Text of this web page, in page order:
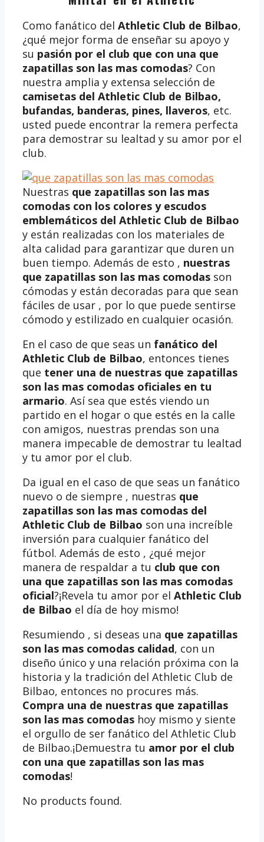
Como fanático del Athletic Club de Bilbao,
¿qué mejor forma de enseñar su apoyo y
su pasión por el club que con una que
zapatillas son las mas comodas? Con
nuestra amplia y extensa selección de
camisetas del Athletic Club de Bilbao,
bufandas, banderas, pines, llaveros, etc.
usted puede encontrar la remera perfecta
para demostrar su lealtad y su amor por el
club.
Nuestras que zapatillas son las mas
comodas con los colores y escudos
emblemáticos del Athletic Club de Bilbao
y están realizadas con los materiales de
alta calidad para garantizar que duren un
buen tiempo. Además de esto , nuestras
que zapatillas son las mas comodas son
cómodas y están decoradas para que sean
fáciles de usar , por lo que puede sentirse
cómodo y estilizado en cualquier ocasión.
En el caso de que seas un fanático del
Athletic Club de Bilbao, entonces tienes
que tener una de nuestras que zapatillas
son las mas comodas oficiales en tu
armario. Así sea que estés viendo un
partido en el hogar o que estés en la calle
con amigos, nuestras prendas son una
manera impecable de demostrar tu lealtad
y tu amor por el club.
Da igual en el caso de que seas un fanático
nuevo o de siempre , nuestras que
zapatillas son las mas comodas del
Athletic Club de Bilbao son una increíble
inversión para cualquier fanático del
fútbol. Además de esto , ¿qué mejor
manera de respaldar a tu club que con
una que zapatillas son las mas comodas
oficial?¡Revela tu amor por el Athletic Club
de Bilbao el día de hoy mismo!
Resumiendo , si deseas una que zapatillas
son las mas comodas calidad, con un
diseño único y una relación próxima con la
historia y la tradición del Athletic Club de
Bilbao, entonces no procures más.
Compra una de nuestras que zapatillas
son las mas comodas hoy mismo y siente
el orgullo de ser fanático del Athletic Club
de Bilbao.¡Demuestra tu amor por el club
con una que zapatillas son las mas
comodas!
No products found.